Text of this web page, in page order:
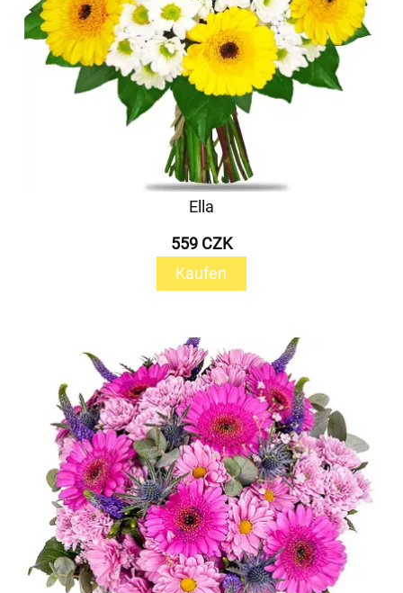
Ella
559 CZK
Kaufen